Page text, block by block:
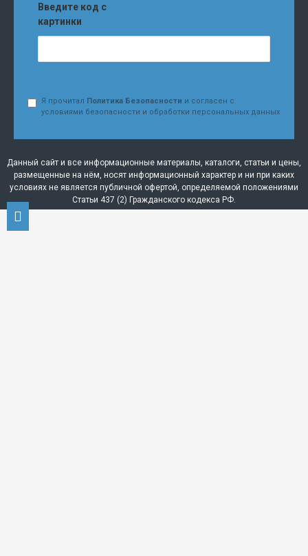
Введите код с
картинки
Я прочитал Политика Безопасности и согласен с
условиями безопасности и обработки персональных данных
Данный сайт и все информационные материалы, каталоги, статьи и цены,
размещенные на нём, носят информационный характер и ни при каких
условиях не является публичной офертой, определяемой положениями
Статьи 437 (2) Гражданского кодекса РФ.